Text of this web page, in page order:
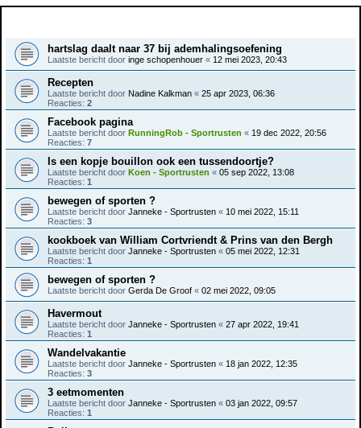
hartslag daalt naar 37 bij ademhalingsoefening
Laatste bericht door inge schopenhouer « 12 mei 2023, 20:43
Recepten
Laatste bericht door Nadine Kalkman « 25 apr 2023, 06:36
Reacties: 2
Facebook pagina
Laatste bericht door RunningRob - Sportrusten « 19 dec 2022, 20:56
Reacties: 7
Is een kopje bouillon ook een tussendoortje?
Laatste bericht door Koen - Sportrusten « 05 sep 2022, 13:08
Reacties: 1
bewegen of sporten ?
Laatste bericht door Janneke - Sportrusten « 10 mei 2022, 15:11
Reacties: 3
kookboek van William Cortvriendt & Prins van den Bergh
Laatste bericht door Janneke - Sportrusten « 05 mei 2022, 12:31
Reacties: 1
bewegen of sporten ?
Laatste bericht door Gerda De Groof « 02 mei 2022, 09:05
Havermout
Laatste bericht door Janneke - Sportrusten « 27 apr 2022, 19:41
Reacties: 1
Wandelvakantie
Laatste bericht door Janneke - Sportrusten « 18 jan 2022, 12:35
Reacties: 3
3 eetmomenten
Laatste bericht door Janneke - Sportrusten « 03 jan 2022, 09:57
Reacties: 1